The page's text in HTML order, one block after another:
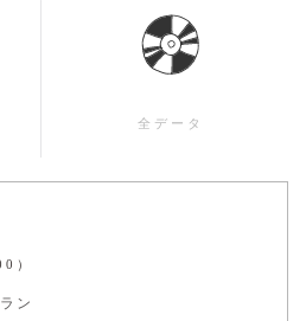
全データ
）
ン